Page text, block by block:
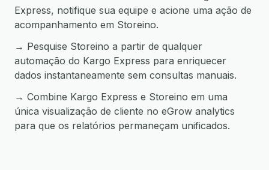
Express, notifique sua equipe e acione uma ação de
acompanhamento em Storeino.
→ Pesquise Storeino a partir de qualquer
automação do Kargo Express para enriquecer
dados instantaneamente sem consultas manuais.
→ Combine Kargo Express e Storeino em uma
única visualização de cliente no eGrow analytics
para que os relatórios permaneçam unificados.